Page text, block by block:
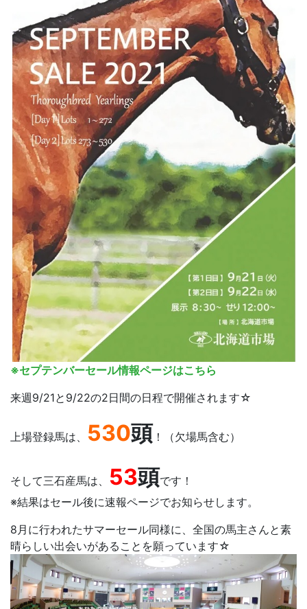
※セプテンバーセール情報ページはこちら
来週9/21と9/22の2日間の日程で開催されます☆
上場登録馬は、 530頭 ！（欠場馬含む）
そして三石産馬は、 53頭です！
※結果はセール後に速報ページでお知らせします。
8月に行われたサマーセール同様に、全国の馬主さんと素
晴らしい出会いがあることを願っています☆